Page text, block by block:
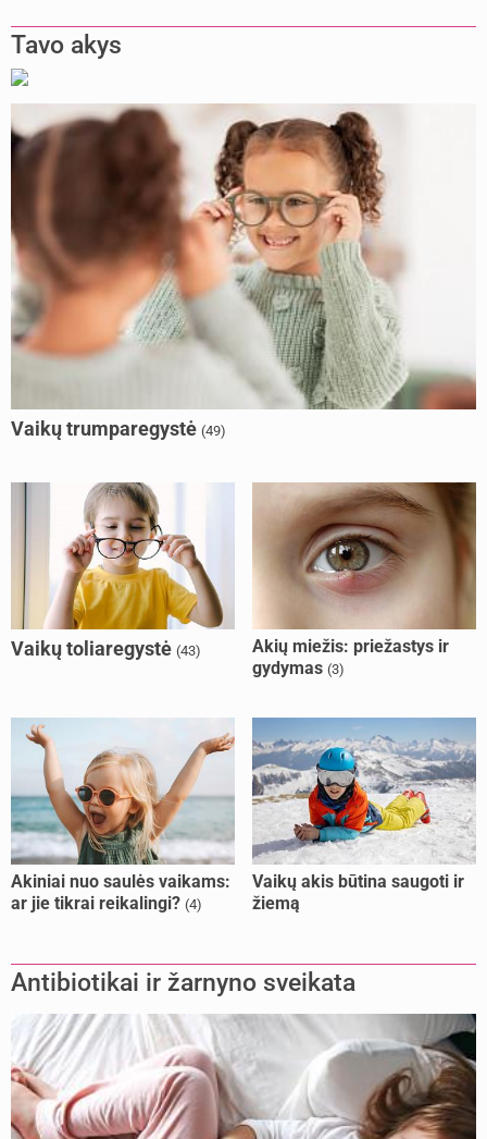
Tavo akys
Vaikų trumparegystė (49)
Vaikų toliaregystė (43)
Akių miežis: priežastys ir
gydymas (3)
Akiniai nuo saulės vaikams:
ar jie tikrai reikalingi? (4)
Vaikų akis būtina saugoti ir
žiemą
Antibiotikai ir žarnyno sveikata